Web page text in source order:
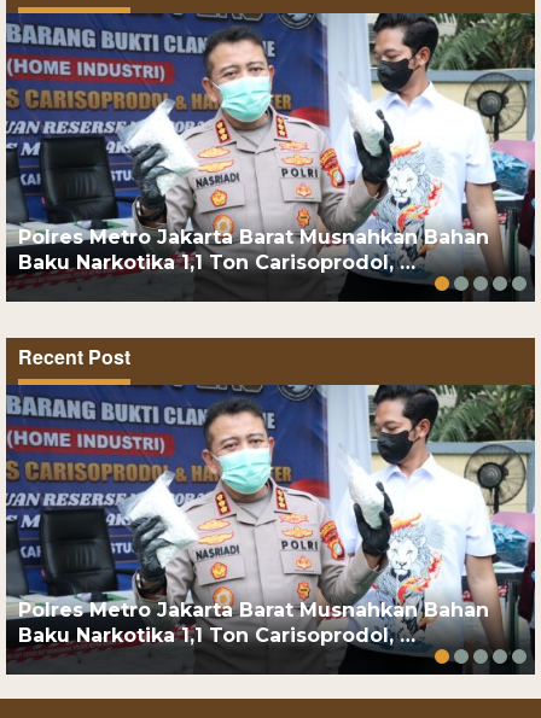
Polres Metro Jakarta Barat Musnahkan Bahan
Baku Narkotika 1,1 Ton Carisoprodol, …
Recent Post
Polres Metro Jakarta Barat Musnahkan Bahan
Baku Narkotika 1,1 Ton Carisoprodol, …